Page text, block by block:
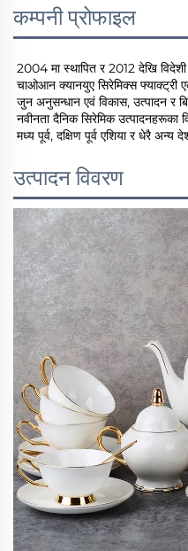
कम्पनी प्रोफाइल
2004 मा स्थापित र 2012 देखि विदेशी
चाओआन क्यानयुए सिरेमिक्स फ्याक्ट्री एक
जुन अनुसन्धान एवं विकास, उत्पादन र
नवीनता दैनिक सिरेमिक उत्पादनहरूका
मध्य पूर्व, दक्षिण पूर्व एशिया र धेरै
उत्पादन विवरण